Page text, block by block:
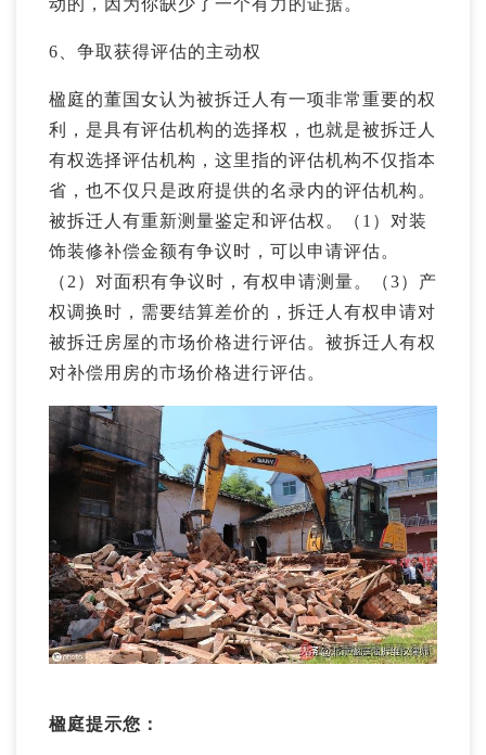
6、争取获得评估的主动权
楹庭的董国女认为被拆迁人有一项非常重要的权
利，是具有评估机构的选择权，也就是被拆迁人
有权选择评估机构，这里指的评估机构不仅指本
省，也不仅只是政府提供的名录内的评估机构。
被拆迁人有重新测量鉴定和评估权。（1）对装
饰装修补偿金额有争议时，可以申请评估。
（2）对面积有争议时，有权申请测量。（3）产
权调换时，需要结算差价的，拆迁人有权申请对
被拆迁房屋的市场价格进行评估。被拆迁人有权
对补偿用房的市场价格进行评估。
楹庭提示您：